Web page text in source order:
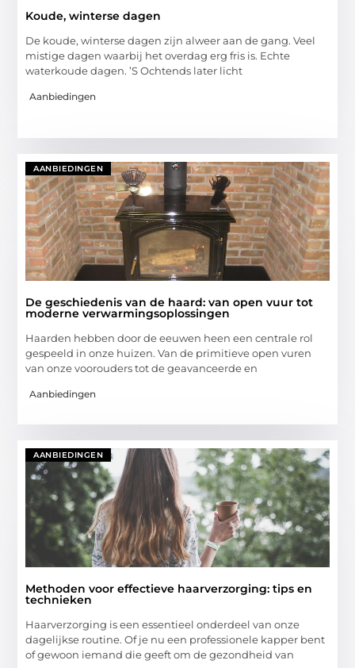
Koude, winterse dagen
De koude, winterse dagen zijn alweer aan de gang. Veel
mistige dagen waarbij het overdag erg fris is. Echte
waterkoude dagen. ’S Ochtends later licht
Aanbiedingen
AANBIEDINGEN
De geschiedenis van de haard: van open vuur tot
moderne verwarmingsoplossingen
Haarden hebben door de eeuwen heen een centrale rol
gespeeld in onze huizen. Van de primitieve open vuren
van onze voorouders tot de geavanceerde en
Aanbiedingen
AANBIEDINGEN
Methoden voor effectieve haarverzorging: tips en
technieken
Haarverzorging is een essentieel onderdeel van onze
dagelijkse routine. Of je nu een professionele kapper bent
of gewoon iemand die geeft om de gezondheid van